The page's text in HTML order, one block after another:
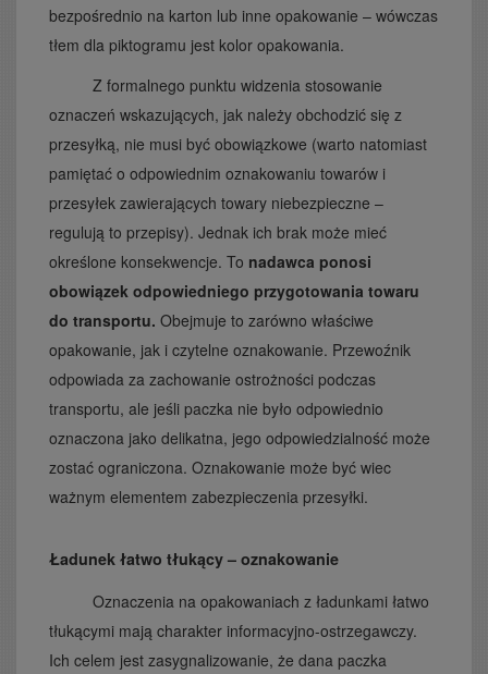
bezpośrednio na karton lub inne opakowanie – wówczas
tłem dla piktogramu jest kolor opakowania.
Z formalnego punktu widzenia stosowanie
oznaczeń wskazujących, jak należy obchodzić się z
przesyłką, nie musi być obowiązkowe (warto natomiast
pamiętać o odpowiednim oznakowaniu towarów i
przesyłek zawierających towary niebezpieczne –
regulują to przepisy). Jednak ich brak może mieć
określone konsekwencje. To nadawca ponosi
obowiązek odpowiedniego przygotowania towaru
do transportu. Obejmuje to zarówno właściwe
opakowanie, jak i czytelne oznakowanie. Przewoźnik
odpowiada za zachowanie ostrożności podczas
transportu, ale jeśli paczka nie było odpowiednio
oznaczona jako delikatna, jego odpowiedzialność może
zostać ograniczona. Oznakowanie może być wiec
ważnym elementem zabezpieczenia przesyłki.
Ładunek łatwo tłukący – oznakowanie
Oznaczenia na opakowaniach z ładunkami łatwo
tłukącymi mają charakter informacyjno-ostrzegawczy.
Ich celem jest zasygnalizowanie, że dana paczka